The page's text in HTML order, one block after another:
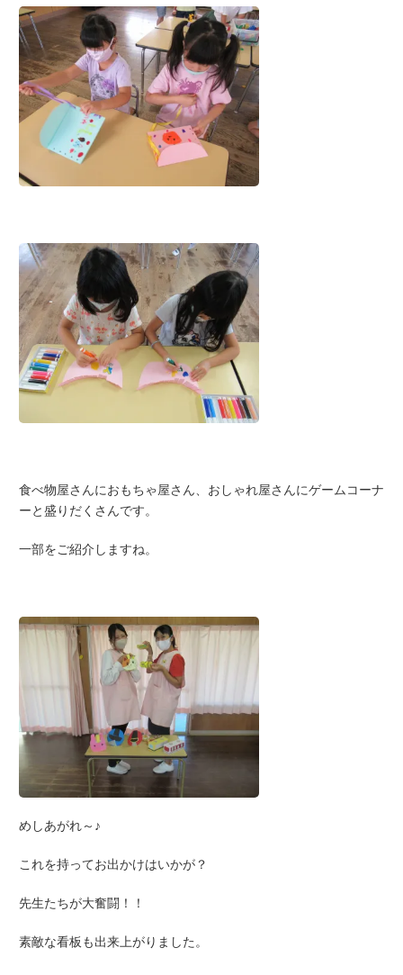
食べ物屋さんにおもちゃ屋さん、おしゃれ屋さんにゲームコーナ
ーと盛りだくさんです。
一部をご紹介しますね。
めしあがれ～♪
これを持ってお出かけはいかが？
先生たちが大奮闘！！
素敵な看板も出来上がりました。